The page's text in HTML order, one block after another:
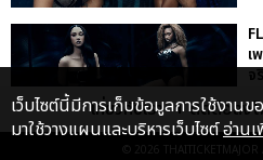
เ
จ
บั
เกี่ยวกับเรา ติดต่อลง
© 2026 THAITICKETMAJOR
เว็บไซต์นี้มีการเก็บข้อมูลการใช้งาน
มาใช้วางแผนและบริหารเว็บไซต์อ่าน